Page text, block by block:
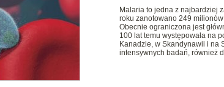
Malaria to jedna z najbardziej
roku zanotowano 249
Obecnie ograniczona jest
100 lat temu występowała na
Kanadzie, w Skandynawii i na
intensywnych badań, również